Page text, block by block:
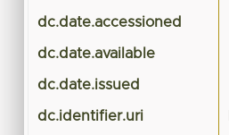
dc.date.accessioned
dc.date.available
dc.date.issued
dc.identifier.uri